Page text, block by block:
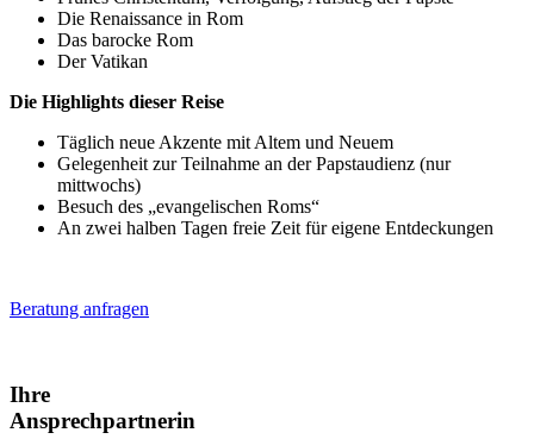
Die Renaissance in Rom
Das barocke Rom
Der Vatikan
Die Highlights dieser Reise
Täglich neue Akzente mit Altem und Neuem
Gelegenheit zur Teilnahme an der Papstaudienz (nur
mittwochs)
Besuch des „evangelischen Roms“
An zwei halben Tagen freie Zeit für eigene Entdeckungen
Beratung anfragen
Ihre
Ansprechpartnerin